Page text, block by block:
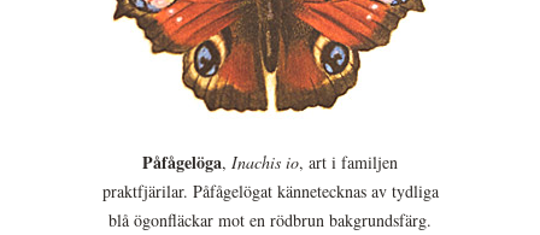
Påfågelöga, Inachis io, art i familjen
praktfjärilar. Påfågelögat kännetecknas av tydliga
blå ögonfläckar mot en rödbrun bakgrundsfärg.